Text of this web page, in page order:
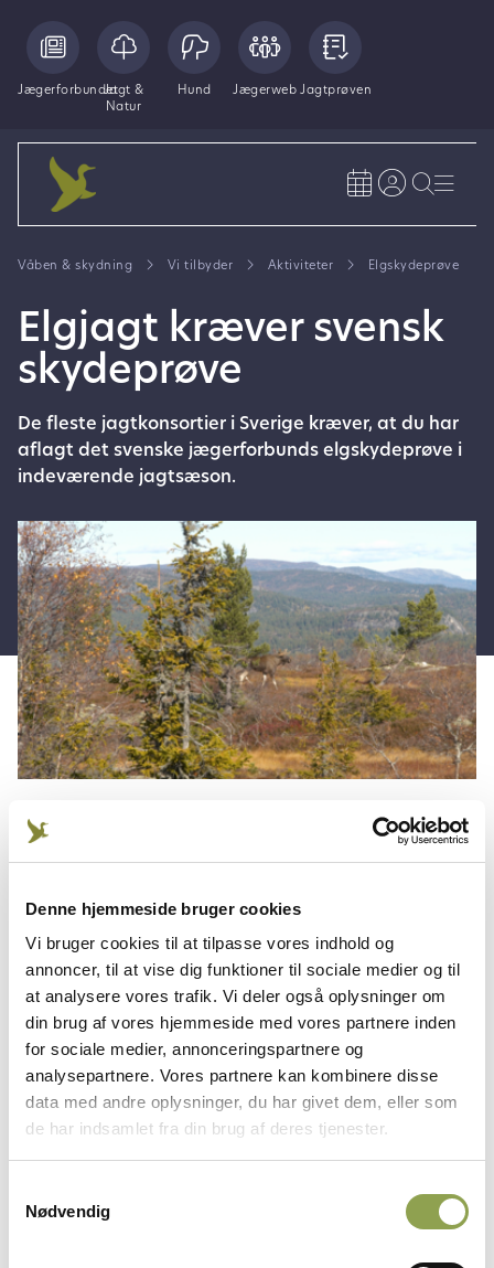
Denne hjemmeside bruger cookies
Vi bruger cookies til at tilpasse vores indhold og
annoncer, til at vise dig funktioner til sociale medier og til
at analysere vores trafik. Vi deler også oplysninger om
din brug af vores hjemmeside med vores partnere inden
for sociale medier, annonceringspartnere og
analysepartnere. Vores partnere kan kombinere disse
data med andre oplysninger, du har givet dem, eller som
de har indsamlet fra din brug af deres tjenester.
Nødvendig
JægerforbundetJagt &
Natur
Hund Jægerweb Jagtprøven
Våben & skydning Vi tilbyder Aktiviteter Elgskydeprøve
Elgjagt kræver svensk
skydeprøve
De fleste jagtkonsortier i Sverige kræver, at du har
aflagt det svenske jægerforbunds elgskydeprøve i
indeværende jagtsæson.
Det primære formål med elgskydeprøven er at
jagt til løbende vildt.
Elgskyttemærket findes i bronze, sølv og guld. For
at opnå mærket skal jægeren skyde til stillestående
og løbende elg på 80 meter. I Danmark tillades det,
at der også kan skydes på 100 meters afstand.
Skydebaner med kortere afstande kan også
godkendes, dog med mindre skiver og kortere
område hvor skiven er synlig. Ligeledes kan
skydebiografer godkendes til elgskydeprøven.